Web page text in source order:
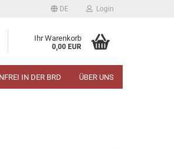
DE Login
Ihr Warenkorb
0,00 EUR
IN DER BRD ÜBER UNS